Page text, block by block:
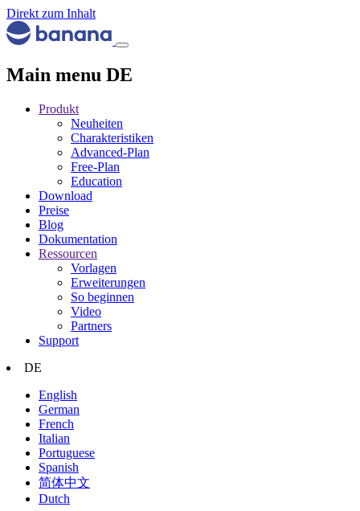
Direkt zum Inhalt
Main menu DE
Produkt
Neuheiten
Charakteristiken
Advanced-Plan
Free-Plan
Education
Download
Preise
Blog
Dokumentation
Ressourcen
Vorlagen
Erweiterungen
So beginnen
Video
Partners
Support
DE
English
German
French
Italian
Portuguese
Spanish
简体中文
Dutch